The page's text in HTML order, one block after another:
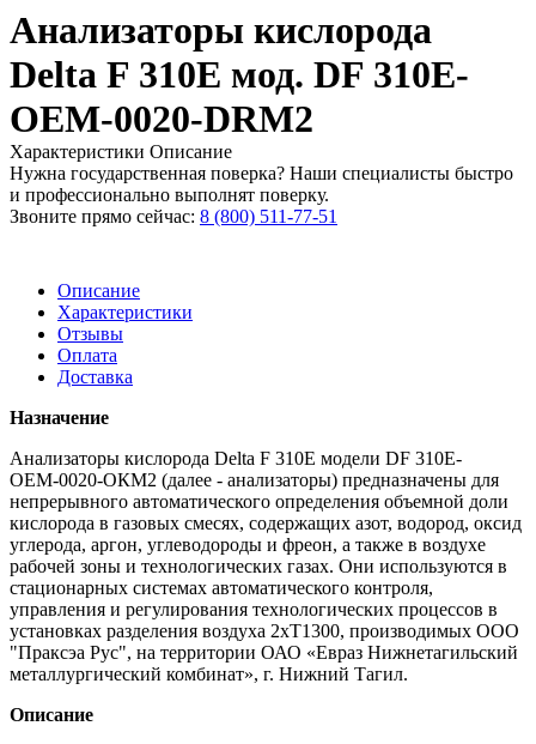
Анализаторы кислорода
Delta F 310E мод. DF 310E-
ОЕМ-0020-DRM2
Характеристики Описание
Нужна государственная поверка? Наши специалисты быстро
и профессионально выполнят поверку.
Звоните прямо сейчас: 8 (800) 511-77-51
Описание
Характеристики
Отзывы
Оплата
Доставка
Назначение
Анализаторы кислорода Delta F 310E модели DF 310E-
ОЕМ-0020-ОКМ2 (далее - анализаторы) предназначены для
непрерывного автоматического определения объемной доли
кислорода в газовых смесях, содержащих азот, водород, оксид
углерода, аргон, углеводороды и фреон, а также в воздухе
рабочей зоны и технологических газах. Они используются в
стационарных системах автоматического контроля,
управления и регулирования технологических процессов в
установках разделения воздуха 2хТ1300, производимых ООО
"Праксэа Рус", на территории ОАО «Евраз Нижнетагильский
металлургический комбинат», г. Нижний Тагил.
Описание